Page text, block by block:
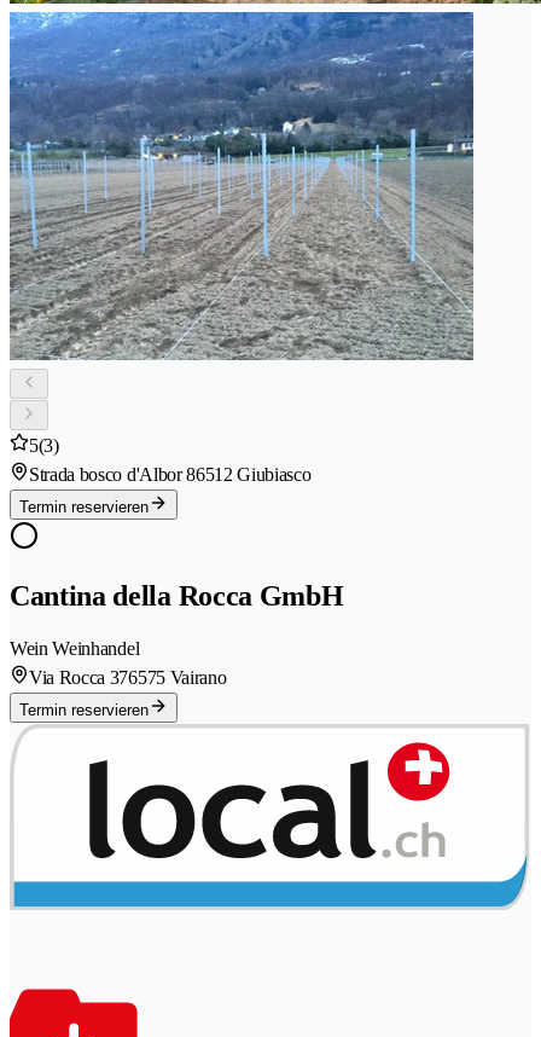
5(3)
Strada bosco d'Albor 86512 Giubiasco
Termin reservieren
Cantina della Rocca GmbH
Wein Weinhandel
Via Rocca 376575 Vairano
Termin reservieren